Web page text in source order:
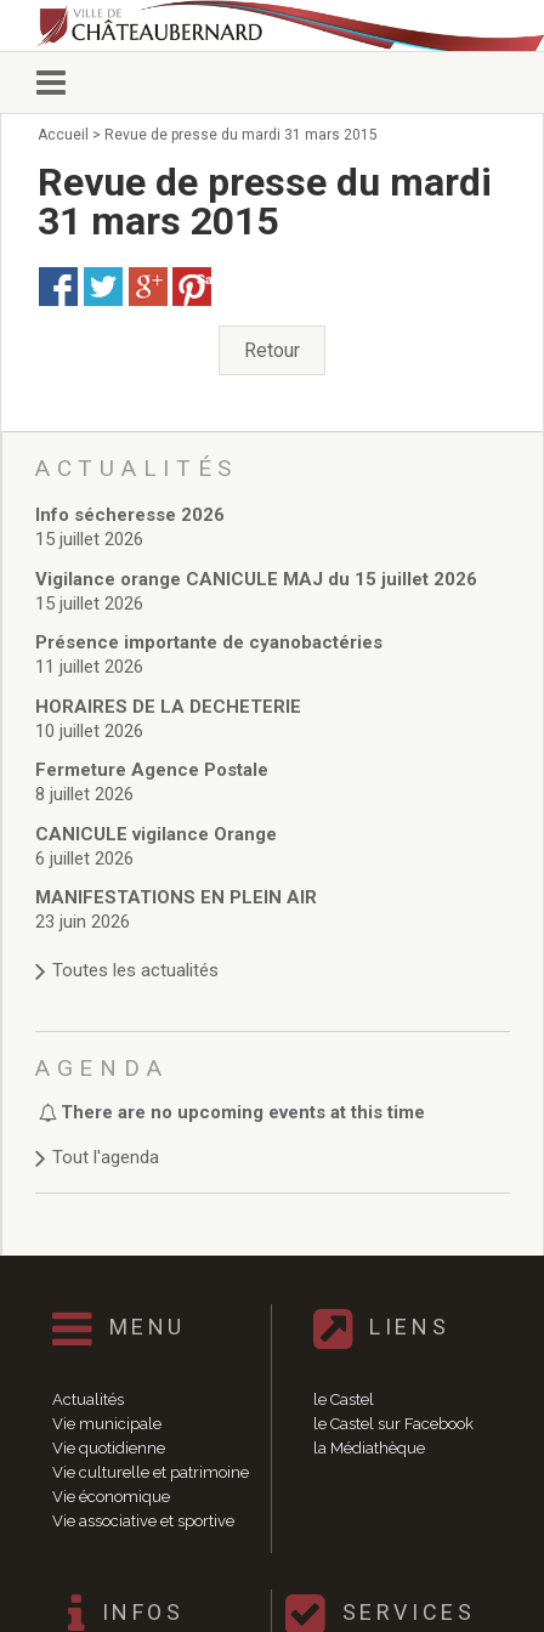
Vie municipale
Conseillers municipaux
Commissions 2026
Arrêtés du Maire
Services municipaux
Pour venir nous voir
administratives
Services Techniques
Affaires Scolaires
Vie associative
Police Municipale/règlementation
Cimetière/réglementation funéraire
Services en ligne
Licences boissons
Cadastre
Actes d’état civil
Budget de Fonctionnement
Budget d’Investissement
Conseils municipaux
Règlement du conseil municipal
Délibérations 2025
Délibérations 2022
Délibérations 2021
Délibérations 2020
Délibérations 2019
Délibérations 2018
Délibérations 2014
Délibérations 2013
Délibérations 2011
Délibérations 2010
Délibérations 2009
Délibérations 2008
Agenda réunions publiques
Marchés publics
Vie quotidienne
Accueil > Revue de presse du mardi 31 mars 2015
Revue de presse du mardi
31 mars 2015
Save
Retour
ACTUALITÉS
Info sécheresse 2026
15 juillet 2026
Vigilance orange CANICULE MAJ du 15 juillet 2026
15 juillet 2026
Présence importante de cyanobactéries
11 juillet 2026
HORAIRES DE LA DECHETERIE
10 juillet 2026
Fermeture Agence Postale
8 juillet 2026
CANICULE vigilance Orange
6 juillet 2026
MANIFESTATIONS EN PLEIN AIR
23 juin 2026
Toutes les actualités
AGENDA
There are no upcoming events at this time
Tout l'agenda
MENU
Actualités
Vie municipale
Vie quotidienne
Vie culturelle et patrimoine
Vie économique
Vie associative et sportive
LIENS
le Castel
le Castel sur Facebook
la Médiathèque
INFOS SERVICES